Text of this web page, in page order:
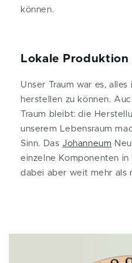
können.
Lokale Produktion
Unser Traum war es,
herstellen zu können.
Traum bleibt: die
unserem Lebensraum
Sinn. Das Johanneum
einzelne Komponenten
dabei aber weit mehr als